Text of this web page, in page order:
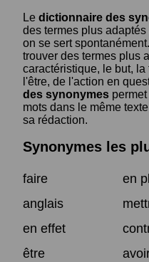
Le dictionnaire des
des termes plus
on se sert
trouver des termes plus
caractéristique, le but,
l'être, de l'action en
des synonymes
mots dans le même
sa rédaction.
Synonymes les
faire
en
anglais
en effet
être